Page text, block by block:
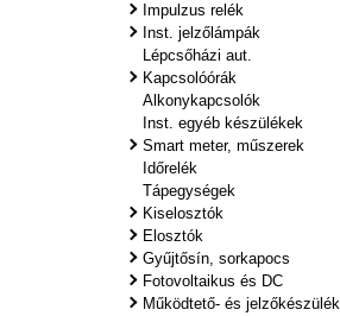
Impulzus relék
Inst. jelzőlámpák
Lépcsőházi aut.
Kapcsolóórák
Alkonykapcsolók
Inst. egyéb készülékek
Smart meter, műszerek
Időrelék
Tápegységek
Kiselosztók
Elosztók
Gyűjtősín, sorkapocs
Fotovoltaikus és DC
Működtető- és